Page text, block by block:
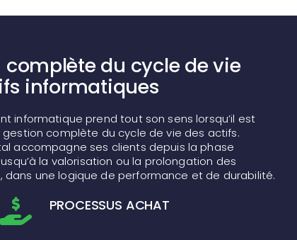
complète du cycle de vie
informatiques
informatique prend tout son sens lorsqu’il est
complète du cycle de vie des actifs.
accompagne ses clients depuis la phase
la valorisation ou la prolongation des
dans une logique de performance et de durabilité.
PROCESSUS ACHAT